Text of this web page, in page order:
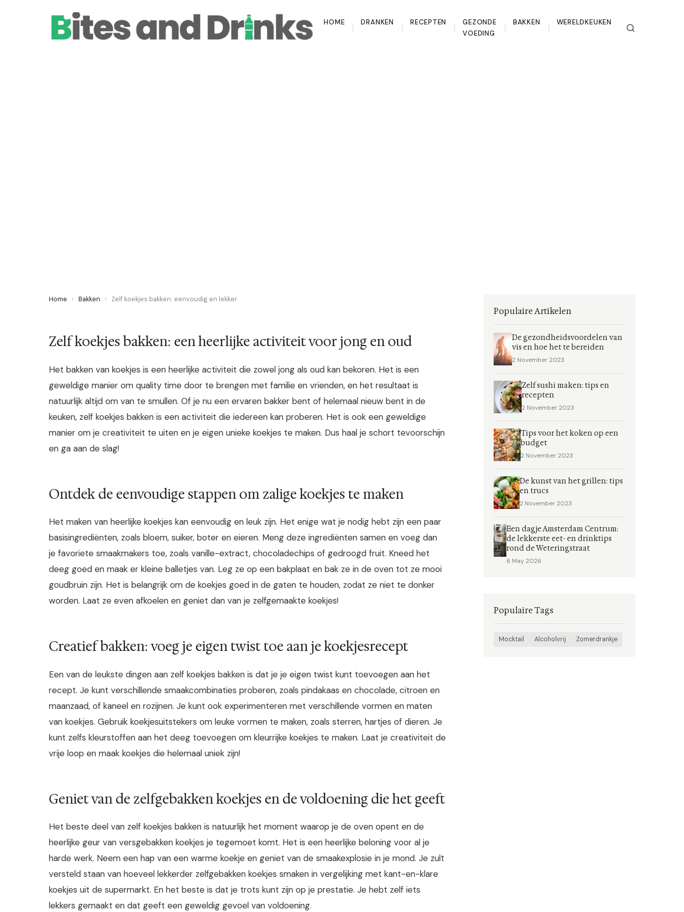
HOME DRANKEN RECEPTEN
GEZONDE
VOEDING
BAKKEN WERELDKEUKEN
Home › Bakken › Zelf koekjes bakken: eenvoudig en lekker
Zelf koekjes bakken: een heerlijke activiteit voor jong en oud
Het bakken van koekjes is een heerlijke activiteit die zowel jong als oud kan bekoren. Het is een
geweldige manier om quality time door te brengen met familie en vrienden, en het resultaat is
natuurlijk altijd om van te smullen. Of je nu een ervaren bakker bent of helemaal nieuw bent in de
keuken, zelf koekjes bakken is een activiteit die iedereen kan proberen. Het is ook een geweldige
manier om je creativiteit te uiten en je eigen unieke koekjes te maken. Dus haal je schort tevoorschijn
en ga aan de slag!
Ontdek de eenvoudige stappen om zalige koekjes te maken
Het maken van heerlijke koekjes kan eenvoudig en leuk zijn. Het enige wat je nodig hebt zijn een paar
basisingrediënten, zoals bloem, suiker, boter en eieren. Meng deze ingrediënten samen en voeg dan
je favoriete smaakmakers toe, zoals vanille-extract, chocoladechips of gedroogd fruit. Kneed het
deeg goed en maak er kleine balletjes van. Leg ze op een bakplaat en bak ze in de oven tot ze mooi
goudbruin zijn. Het is belangrijk om de koekjes goed in de gaten te houden, zodat ze niet te donker
worden. Laat ze even afkoelen en geniet dan van je zelfgemaakte koekjes!
Creatief bakken: voeg je eigen twist toe aan je koekjesrecept
Een van de leukste dingen aan zelf koekjes bakken is dat je je eigen twist kunt toevoegen aan het
recept. Je kunt verschillende smaakcombinaties proberen, zoals pindakaas en chocolade, citroen en
maanzaad, of kaneel en rozijnen. Je kunt ook experimenteren met verschillende vormen en maten
van koekjes. Gebruik koekjesuitstekers om leuke vormen te maken, zoals sterren, hartjes of dieren. Je
kunt zelfs kleurstoffen aan het deeg toevoegen om kleurrijke koekjes te maken. Laat je creativiteit de
vrije loop en maak koekjes die helemaal uniek zijn!
Geniet van de zelfgebakken koekjes en de voldoening die het geeft
Het beste deel van zelf koekjes bakken is natuurlijk het moment waarop je de oven opent en de
heerlijke geur van versgebakken koekjes je tegemoet komt. Het is een heerlijke beloning voor al je
harde werk. Neem een hap van een warme koekje en geniet van de smaakexplosie in je mond. Je zult
versteld staan van hoeveel lekkerder zelfgebakken koekjes smaken in vergelijking met kant-en-klare
koekjes uit de supermarkt. En het beste is dat je trots kunt zijn op je prestatie. Je hebt zelf iets
lekkers gemaakt en dat geeft een geweldig gevoel van voldoening.
Populaire Artikelen
De gezondheidsvoordelen van
vis en hoe het te bereiden
2 November 2023
Zelf sushi maken: tips en
recepten
2 November 2023
Tips voor het koken op een
budget
2 November 2023
De kunst van het grillen: tips
en trucs
2 November 2023
Een dagje Amsterdam Centrum:
de lekkerste eet- en drinktips
rond de Weteringstraat
6 May 2026
Populaire Tags
Mocktail Alcoholvrij Zomerdrankje